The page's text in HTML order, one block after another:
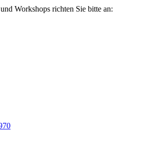
Workshops richten Sie bitte an: